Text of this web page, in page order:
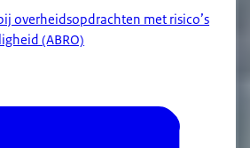
overheidsopdrachten met risico’s
(ABRO)